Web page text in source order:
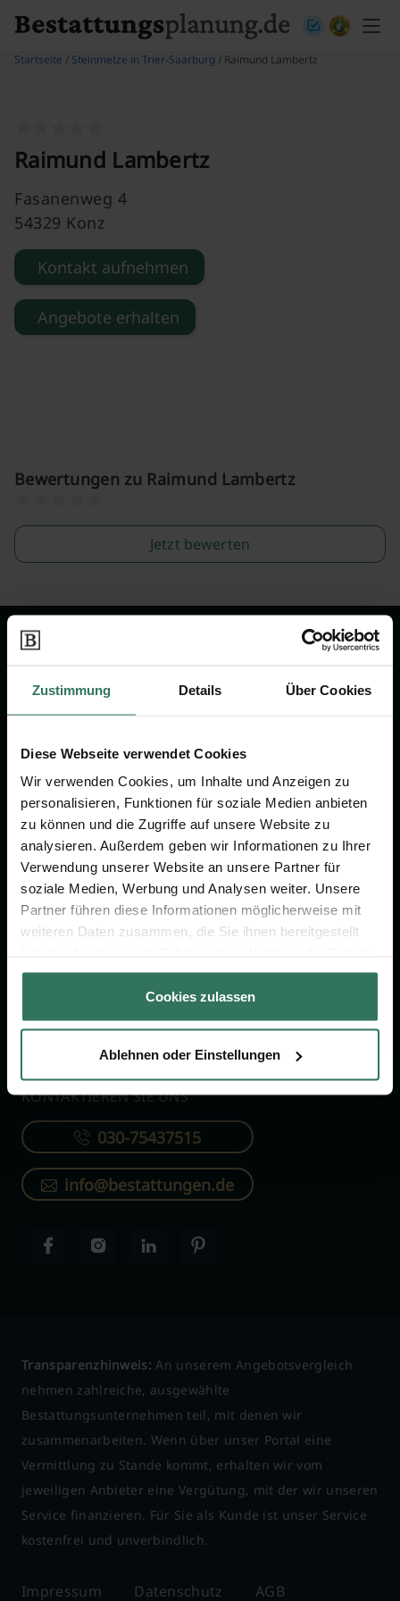
Zustimmung Details Über Cookies
Diese Webseite verwendet Cookies
Wir verwenden Cookies, um Inhalte und Anzeigen zu
personalisieren, Funktionen für soziale Medien anbieten
zu können und die Zugriffe auf unsere Website zu
analysieren. Außerdem geben wir Informationen zu Ihrer
Verwendung unserer Website an unsere Partner für
soziale Medien, Werbung und Analysen weiter. Unsere
Partner führen diese Informationen möglicherweise mit
weiteren Daten zusammen, die Sie ihnen bereitgestellt
gesammelt haben.
Cookies zulassen
Ablehnen oder Einstellungen
Startseite / Steinmetze in Trier-Saarburg / Raimund Lambertz
Raimund Lambertz
Fasanenweg 4
54329 Konz
Kontakt aufnehmen
Angebote erhalten
Bewertungen zu Raimund Lambertz
Jetzt bewerten
Wir sind Ihr Ansprechpartner rund
um das Thema Bestattung &
Vorsorge.
Jetzt beraten lassen
FÜR SIE
Vergleich
Ratgeber
Verzeichnis
FÜR BESTATTER
Online-Portal
Kostenlos registrieren
KONTAKTIEREN SIE UNS
030-75437515
info@bestattungen.de
Transparenzhinweis: An unserem Angebotsvergleich
nehmen zahlreiche, ausgewählte
Bestattungsunternehmen teil, mit denen wir
zusammenarbeiten. Wenn über unser Portal eine
Vermittlung zu Stande kommt, erhalten wir vom
jeweiligen Anbieter eine Vergütung, mit der wir unseren
Service finanzieren. Für Sie als Kunde ist unser Service
kostenfrei und unverbindlich.
Impressum Datenschutz AGB